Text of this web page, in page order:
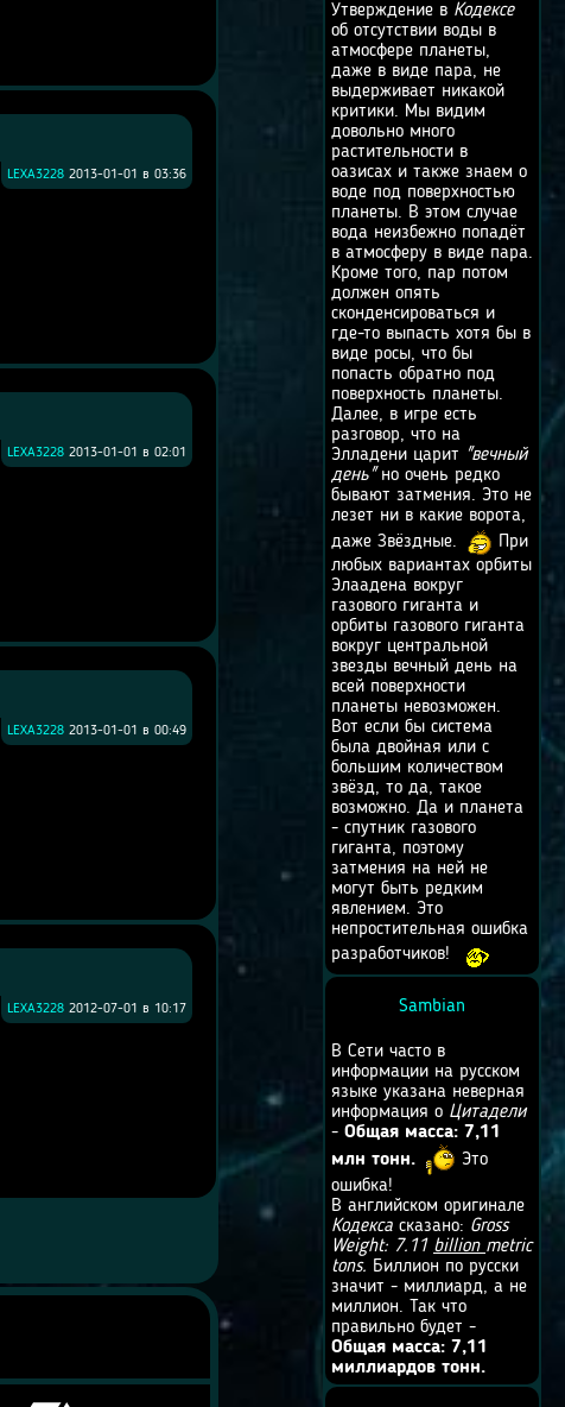
LEXA3228 2013-01-01 в 03:36
LEXA3228 2013-01-01 в 02:01
LEXA3228 2013-01-01 в 00:49
LEXA3228 2012-07-01 в 10:17
Утверждение в Кодексе
об отсутствии воды в
атмосфере планеты,
даже в виде пара, не
выдерживает никакой
критики. Мы видим
довольно много
растительности в
оазисах и также знаем о
воде под поверхностью
планеты. В этом случае
вода неизбежно попадёт
в атмосферу в виде пара.
Кроме того, пар потом
должен опять
сконденсироваться и
где-то выпасть хотя бы в
виде росы, что бы
попасть обратно под
поверхность планеты.
Далее, в игре есть
разговор, что на
Элладени царит "вечный
день"но очень редко
бывают затмения. Это не
лезет ни в какие ворота,
даже Звёздные.
При
любых вариантах орбиты
Элаадена вокруг
газового гиганта и
орбиты газового гиганта
вокруг центральной
звезды вечный день на
всей поверхности
планеты невозможен.
Вот если бы система
была двойная или с
большим количеством
звёзд, то да, такое
возможно. Да и планета
- спутник газового
гиганта, поэтому
затмения на ней не
могут быть редким
явлением. Это
непростительная ошибка
разработчиков!
Sambian
В Сети часто в
информации на русском
языке указана неверная
информация о Цитадели
- Общая масса: 7,11
млн тонн.
Это
ошибка!
В английском оригинале
Кодекса сказано: Gross
Weight: 7.11 billion metric
tons. Биллион по русски
значит - миллиард, а не
миллион. Так что
правильно будет -
Общая масса: 7,11
миллиардов тонн.